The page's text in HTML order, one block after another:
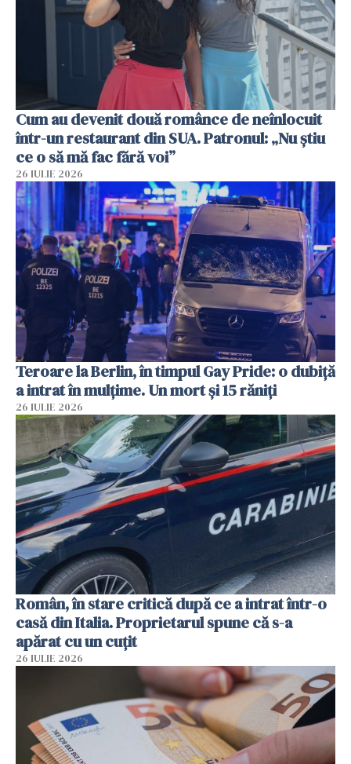
Cum au devenit două românce de neînlocuit
într-un restaurant din SUA. Patronul: „Nu știu
ce o să mă fac fără voi”
26 IULIE 2026
Teroare la Berlin, în timpul Gay Pride: o dubiță
a intrat în mulțime. Un mort și 15 răniți
26 IULIE 2026
Român, în stare critică după ce a intrat într-o
casă din Italia. Proprietarul spune că s-a
apărat cu un cuțit
26 IULIE 2026